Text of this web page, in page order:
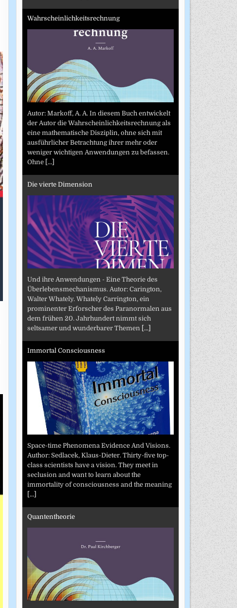
Wahrscheinlichkeitsrechnung
Autor: Markoff, A. A. In diesem Buch entwickelt
der Autor die Wahrscheinlichkeitsrechnung als
eine mathematische Disziplin, ohne sich mit
ausführlicher Betrachtung ihrer mehr oder
weniger wichtigen Anwendungen zu befassen.
Ohne [...]
Die vierte Dimension
Und ihre Anwendungen - Eine Theorie des
Überlebensmechanismus. Autor: Carington,
Walter Whately. Whately Carrington, ein
prominenter Erforscher des Paranormalen aus
dem frühen 20. Jahrhundert nimmt sich
seltsamer und wunderbarer Themen [...]
Immortal Consciousness
Space-time Phenomena Evidence And Visions.
Author: Sedlacek, Klaus-Dieter. Thirty-five top-
class scientists have a vision. They meet in
seclusion and want to learn about the
immortality of consciousness and the meaning
[...]
Quantentheorie